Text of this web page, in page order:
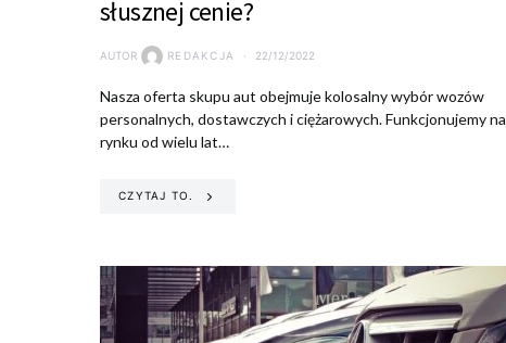
słusznej cenie?
AUTOR REDAKCJA 22/12/2022
Nasza oferta skupu aut obejmuje kolosalny wybór wozów
personalnych, dostawczych i ciężarowych. Funkcjonujemy na
rynku od wielu lat…
CZYTAJ TO.